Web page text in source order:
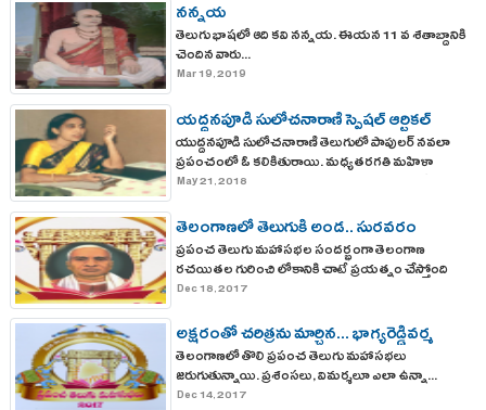
నన్నయ
తెలుగు భాషలో ఆది కవి నన్నయ. ఈయన 11 వ శతాబ్దానికి
చెందిన వారు...
Mar 19, 2019
యద్దనపూడి సులోచనారాణి స్పెషల్ ఆర్టికల్
యుద్దనపూడి సులోచనారాణి తెలుగులో పాపులర్ నవలా
ప్రపంచంలో ఓ కలికితురాయి. మధ్యతరగతి మహిళా
మణుల ఊహలను, వాస్తవ జీవితాలను తన నవలల్లో
May 21, 2018
తెలంగాణలో తెలుగుకి అండ.. సురవరం
ప్రతాపరెడ్డి
ప్రపంచ తెలుగు మహాసభల సందర్భంగా తెలంగాణ
రచయితల గురించి లోకానికి చాటే ప్రయత్నం చేస్తోంది
ప్రభుత్వం.
Dec 18, 2017
అక్షరంతో చరిత్రను మార్చిన... భాగ్యరెడ్డివర్మ
తెలంగాణలో తొలి ప్రపంచ తెలుగు మహాసభలు
జరుగుతున్నాయి. ప్రశంసలు, విమర్శలూ ఎలా ఉన్నా...
Dec 14, 2017